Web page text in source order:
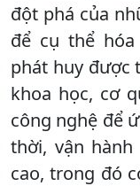
đột phá của
để cụ thể
phát huy được
khoa học, cơ
công nghệ để
thời, vận
cao, trong đó